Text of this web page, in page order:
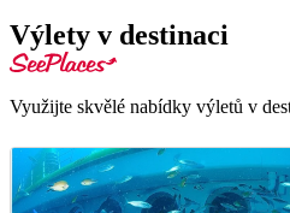
Výlety v destinaci
Využijte skvělé nabídky výletů v